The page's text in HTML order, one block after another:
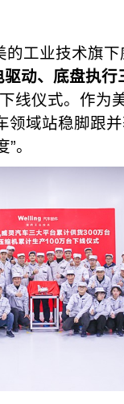
的工业技术旗
驱动、底盘执行
下线仪式。作为
领域站稳脚跟
。